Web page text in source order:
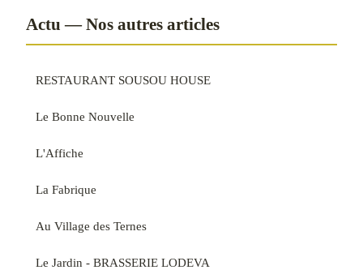
Actu — Nos autres articles
RESTAURANT SOUSOU HOUSE
Le Bonne Nouvelle
L'Affiche
La Fabrique
Au Village des Ternes
Le Jardin - BRASSERIE LODEVA